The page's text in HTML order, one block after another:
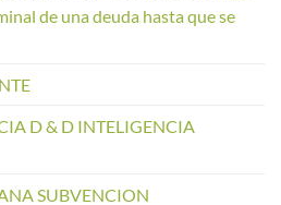
de una deuda hasta que se
D & D INTELIGENCIA
SUBVENCION